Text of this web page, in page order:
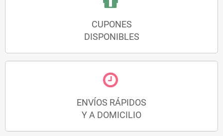
CUPONES
DISPONIBLES
ENVÍOS RÁPIDOS
Y A DOMICILIO